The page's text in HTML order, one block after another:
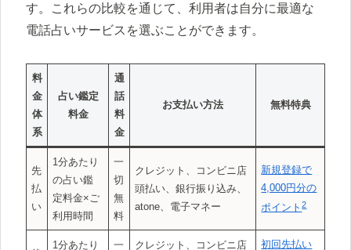
す。これらの比較を通じて、利用者は自分に最適な
電話占いサービスを選ぶことができます。
料
金
体
系
占い鑑定
料金
通
話
料
金
お支払い方法 無料特典
先
払
い
1分あたり
の占い鑑
定料金×ご
利用時間
一
切
無
料
クレジット、コンビニ店
頭払い、銀行振り込み、
atone、電子マネー
新規登録で
4,000円分の
ポイント2
1分あたり
一
クレジット、コンビニ店
初回先払い